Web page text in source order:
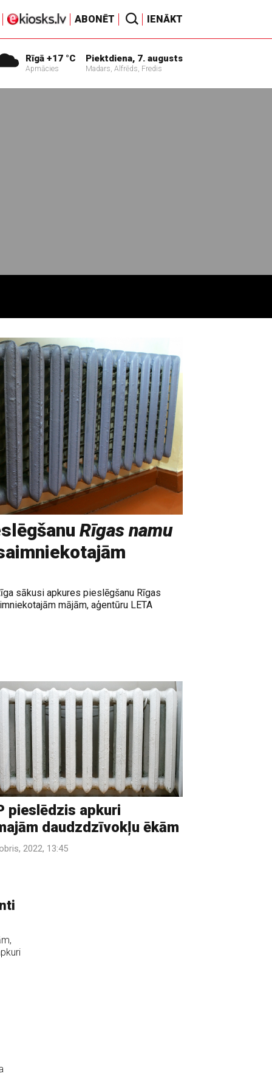
ABONĒT IENĀKT
Rīgā +17 °C
Apmācies
Piektdiena, 7. augusts
Madars, Alfrēds, Fredis
Rīgas namu
sākusi apkures pieslēgšanu Rīgas
mājām, aģentūru LETA
pieslēdzis apkuri
daudzdzīvokļu ēkām
2022, 13:45